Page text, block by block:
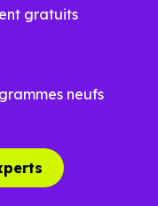
gratuits
neufs